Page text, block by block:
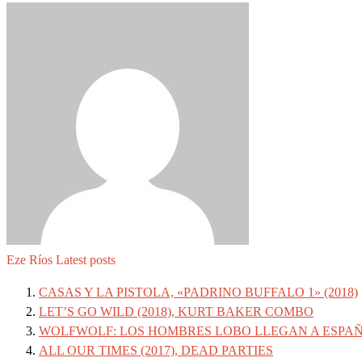
Eze Ríos Latest posts
CASAS Y LA PISTOLA, «PADRINO BUFFALO 1» (2018)
LET’S GO WILD (2018), KURT BAKER COMBO
WOLFWOLF: LOS HOMBRES LOBO LLEGAN A
ALL OUR TIMES (2017), DEAD PARTIES